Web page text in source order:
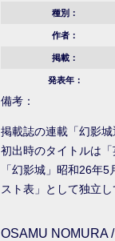
種別：
作者：
掲載：
発表年：
備考：
掲載誌の連載「幻影
初出時のタイトルは
「幻影城」昭和26年
スト表」として独立し
OSAMU NOMURA